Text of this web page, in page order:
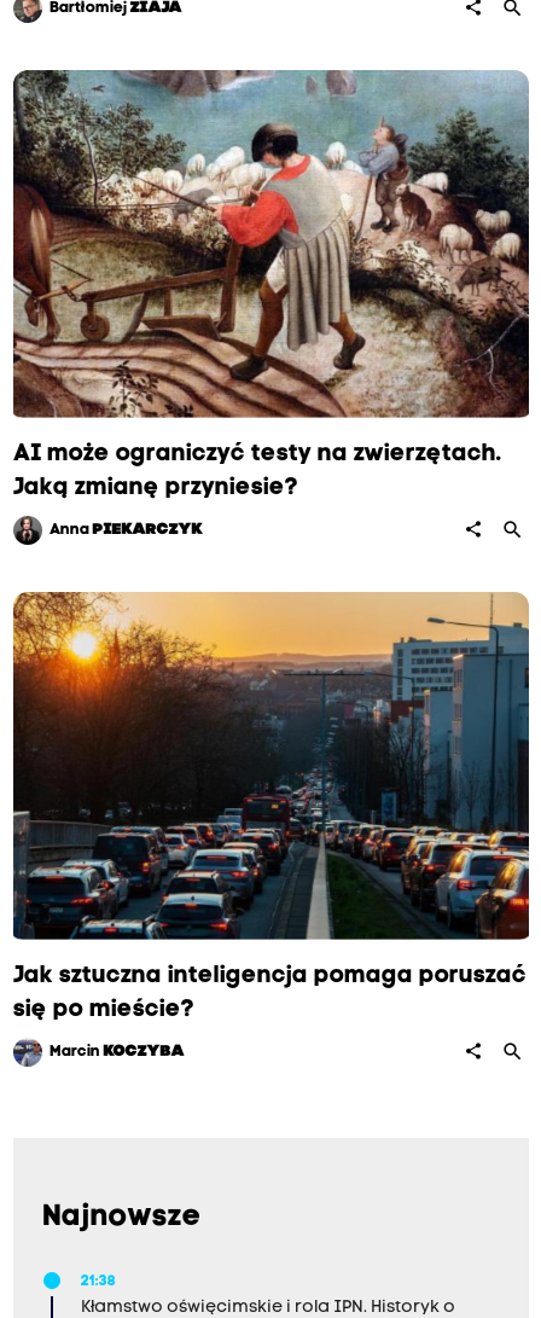
BartłomiejZIAJA share search
AI może ograniczyć testy na zwierzętach.
Jaką zmianę przyniesie?
Anna PIEKARCZYK share search
Jak sztuczna inteligencja pomaga poruszać
się po mieście?
Marcin KOCZYBA share search
Najnowsze
21:38
Kłamstwo oświęcimskie i rola IPN. Historyk o